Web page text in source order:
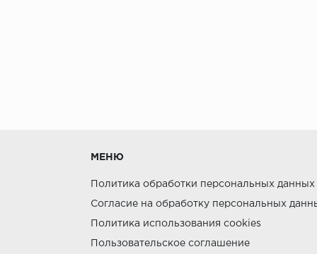
МЕНЮ
Политика обработки персональных данных
Согласие на обработку персональных
Политика использования cookies
Пользовательское соглашение